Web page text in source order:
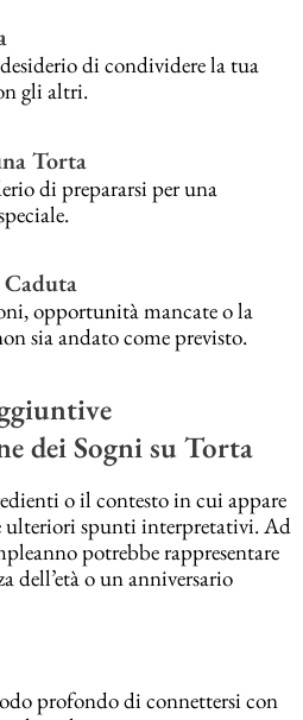
di condividere la tua
gli altri.
Torta
di prepararsi per una
opportunità mancate o la
sia andato come previsto.
dei Sogni su Torta
o il contesto in cui appare
ulteriori spunti interpretativi. Ad
potrebbe rappresentare
dell’età o un anniversario
profondo di connettersi con